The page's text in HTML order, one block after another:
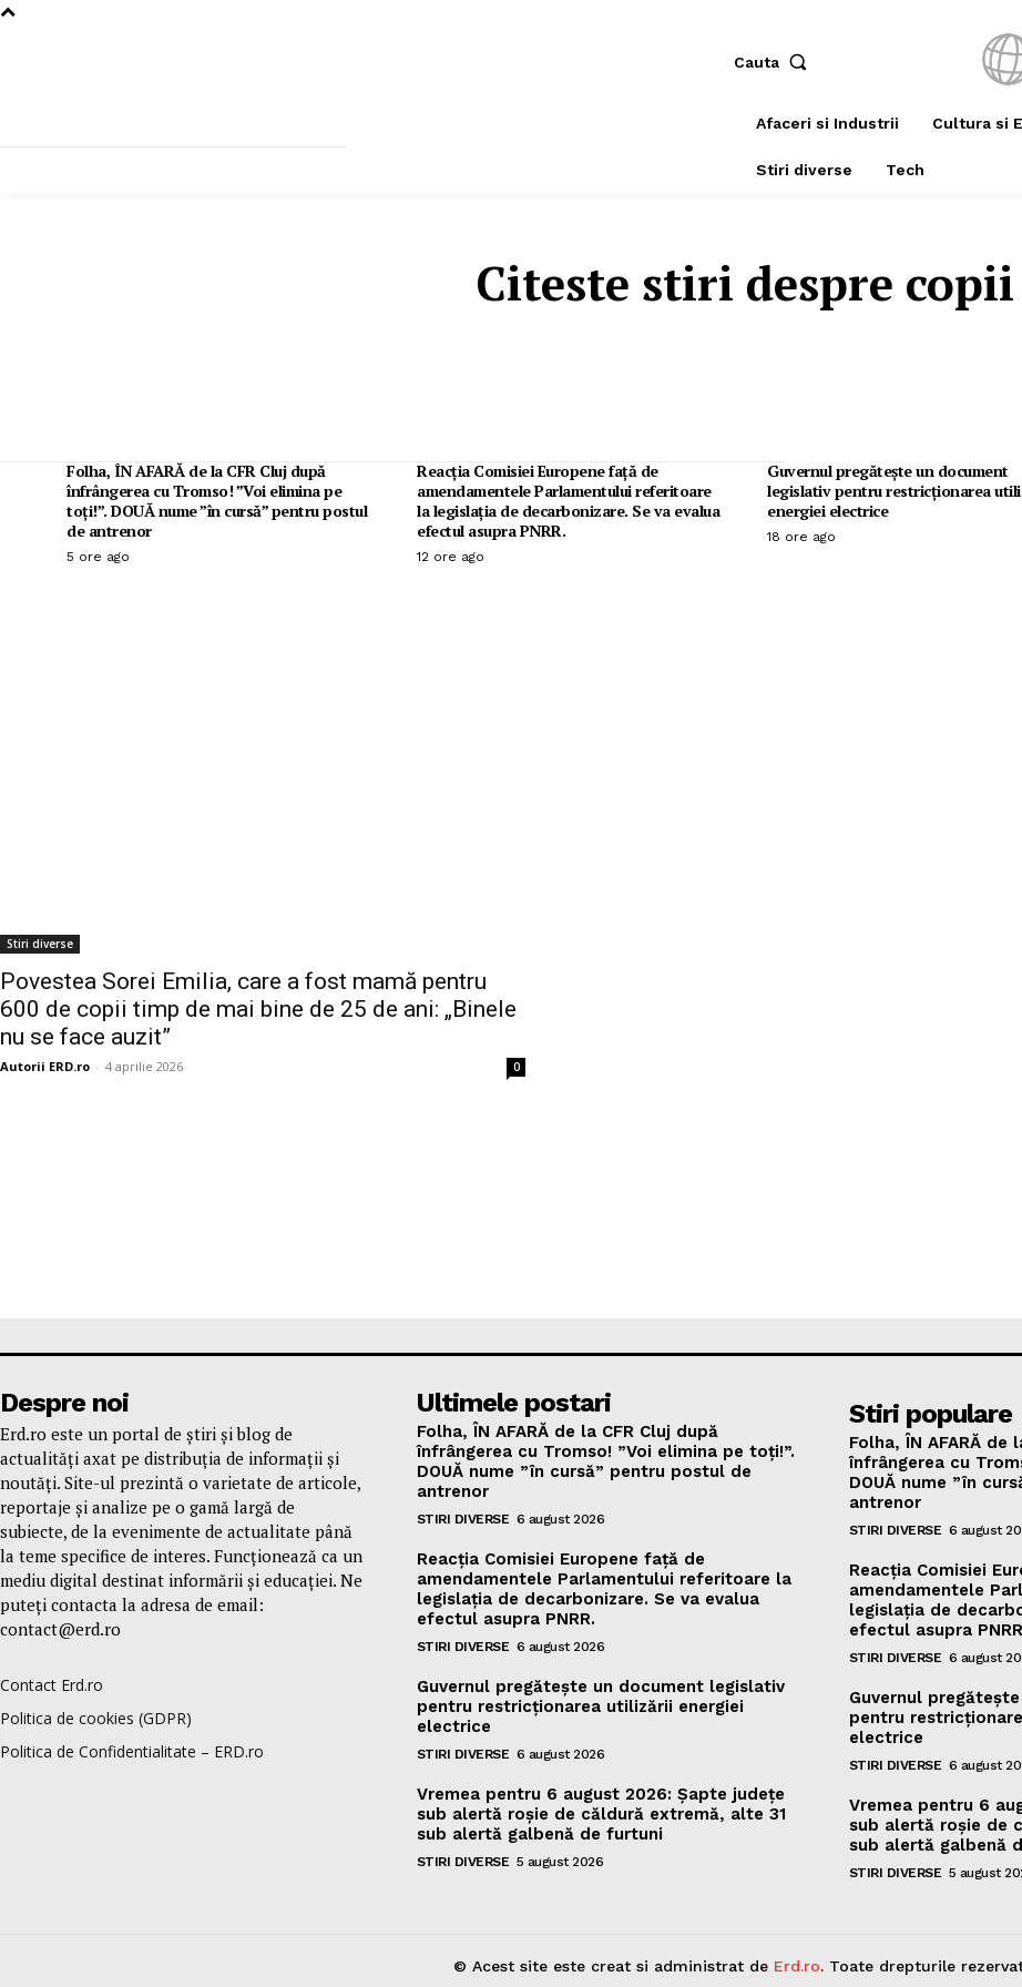
Cauta
Afaceri si Industrii Cultura si
Stiri diverse Tech
Citeste stiri despre copii
Folha, ÎN AFARĂ de la CFR Cluj după
înfrângerea cu Tromso! ”Voi elimina pe
toți!”. DOUĂ nume ”în cursă” pentru postul
de antrenor
5 ore ago
Reacția Comisiei Europene față de
amendamentele Parlamentului referitoare
la legislația de decarbonizare. Se va evalua
efectul asupra PNRR.
12 ore ago
Guvernul pregătește un document
legislativ pentru restricționarea
energiei electrice
18 ore ago
Stiri diverse
Povestea Sorei Emilia, care a fost mamă pentru
600 de copii timp de mai bine de 25 de ani: „Binele
nu se face auzit”
Autorii ERD.ro - 4 aprilie 2026 0
Despre noi
Erd.ro este un portal de știri și blog de
actualități axat pe distribuția de informații și
noutăți. Site-ul prezintă o varietate de articole,
reportaje și analize pe o gamă largă de
subiecte, de la evenimente de actualitate până
la teme specifice de interes. Funcționează ca un
mediu digital destinat informării și educației. Ne
puteți contacta la adresa de email:
contact@erd.ro
Contact Erd.ro
Politica de cookies (GDPR)
Politica de Confidentialitate – ERD.ro
Ultimele postari
Folha, ÎN AFARĂ de la CFR Cluj după
înfrângerea cu Tromso! ”Voi elimina pe toți!”.
DOUĂ nume ”în cursă” pentru postul de
antrenor
STIRI DIVERSE 6 august 2026
Reacția Comisiei Europene față de
amendamentele Parlamentului referitoare la
legislația de decarbonizare. Se va evalua
efectul asupra PNRR.
STIRI DIVERSE 6 august 2026
Guvernul pregătește un document legislativ
pentru restricționarea utilizării energiei
electrice
STIRI DIVERSE 6 august 2026
Vremea pentru 6 august 2026: Șapte județe
sub alertă roșie de căldură extremă, alte 31
sub alertă galbenă de furtuni
STIRI DIVERSE 5 august 2026
Stiri populare
Folha, ÎN AFARĂ de
înfrângerea cu
DOUĂ nume ”în
antrenor
STIRI DIVERSE 6 august
Reacția Comisiei
amendamentele
legislația de
efectul asupra
STIRI DIVERSE 6 august
Guvernul
pentru
electrice
STIRI DIVERSE 6 august
Vremea pentru 6
sub alertă roșie de
sub alertă galbenă
STIRI DIVERSE 5 august
© Acest site este creat si administrat de Erd.ro. Toate drepturile